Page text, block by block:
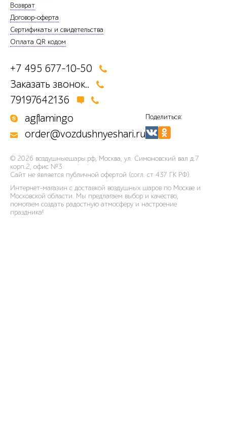
Возврат
Договор-оферта
Сертификаты и свидетельства
Оплата QR кодом
+7 495 677-10-50
Заказать звонок..
79197642136
agflamingo
order@vozdushnyeshari.ru
Поделиться:
© 2026 воздушныешары.рф, Москва, ул. Симоновский вал д.7
корп.2, офис №3
Сайт не является публичной офертой (согл. ст 437 ГК РФ).
Интернет-магазин с доставкой воздушных шаров по Москве и
Московской области. Мы предлагаем выбор и качество,
помогаем создать радостную атмосферу и настроение
праздника!